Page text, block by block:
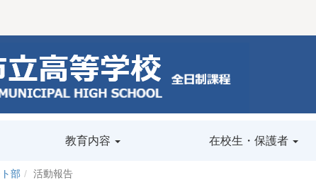
教育内容 在校生・保護者
部 活動報告